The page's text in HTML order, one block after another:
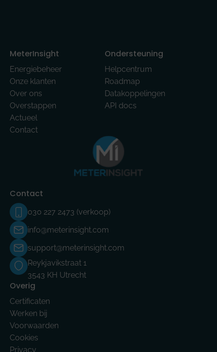
MeterInsight
Energiebeheer
Onze klanten
Over ons
Overstappen
Actueel
Contact
Ondersteuning
Helpcentrum
Roadmap
Datakoppelingen
API docs
Overig
Certificaten
Werken bij
Voorwaarden
Cookies
Privacy
Contact
030 227 2473 (verkoop)
info@meterinsight.com
support@meterinsight.com
Reykjavikstraat 1
3543 KH Utrecht